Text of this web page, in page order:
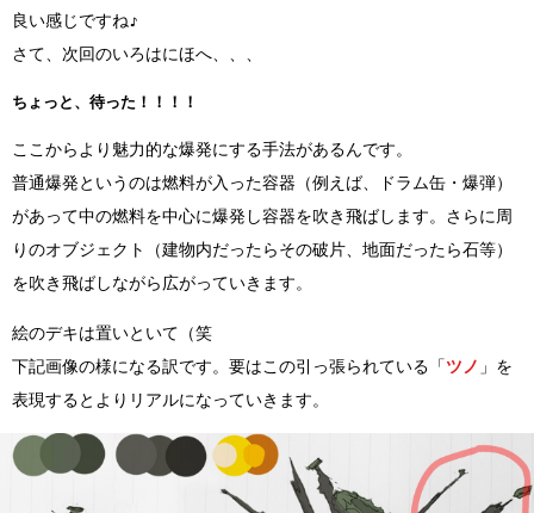
良い感じですね♪
さて、次回のいろはにほへ、、、
ちょっと、待った！！！！
ここからより魅力的な爆発にする手法があるんです。
普通爆発というのは燃料が入った容器（例えば、ドラム缶・爆弾）
があって中の燃料を中心に爆発し容器を吹き飛ばします。さらに周
りのオブジェクト（建物内だったらその破片、地面だったら石等）
を吹き飛ばしながら広がっていきます。
絵のデキは置いといて（笑
下記画像の様になる訳です。要はこの引っ張られている「ツノ 」を
表現するとよりリアルになっていきます。